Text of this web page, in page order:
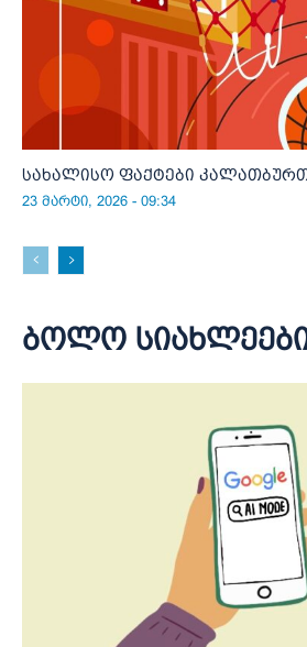
სახალისო ფაქტები
23 მარტი, 2026 - 09:34
ბოლო